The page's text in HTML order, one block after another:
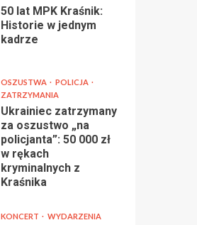
50 lat MPK Kraśnik:
Historie w jednym
kadrze
OSZUSTWA
POLICJA
ZATRZYMANIA
Ukrainiec zatrzymany
za oszustwo „na
policjanta”: 50 000 zł
w rękach
kryminalnych z
Kraśnika
KONCERT WYDARZENIA